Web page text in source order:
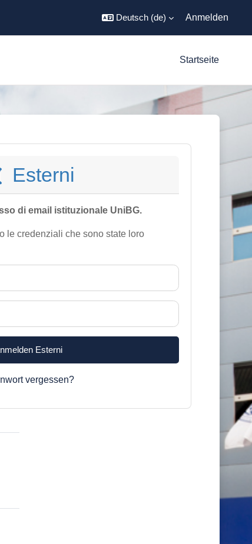
Deutsch ‎(de)‎ Anmelden
Startseite
Esterni
di email istituzionale UniBG.
le credenziali che sono state loro
Esterni
vergessen?